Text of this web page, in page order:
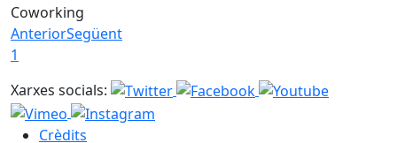
Coworking
AnteriorSegüent
1
Xarxes socials:
Crèdits